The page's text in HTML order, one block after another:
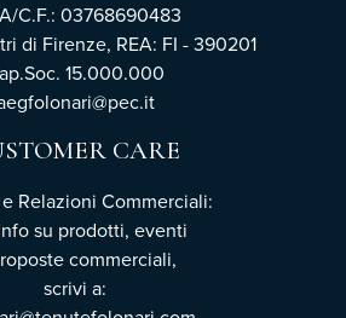
C.F.: 03768690483
di Firenze, REA: FI - 390201
15.000.000
CARE
Relazioni Commerciali:
su prodotti, eventi
commerciali,
scrivi a: